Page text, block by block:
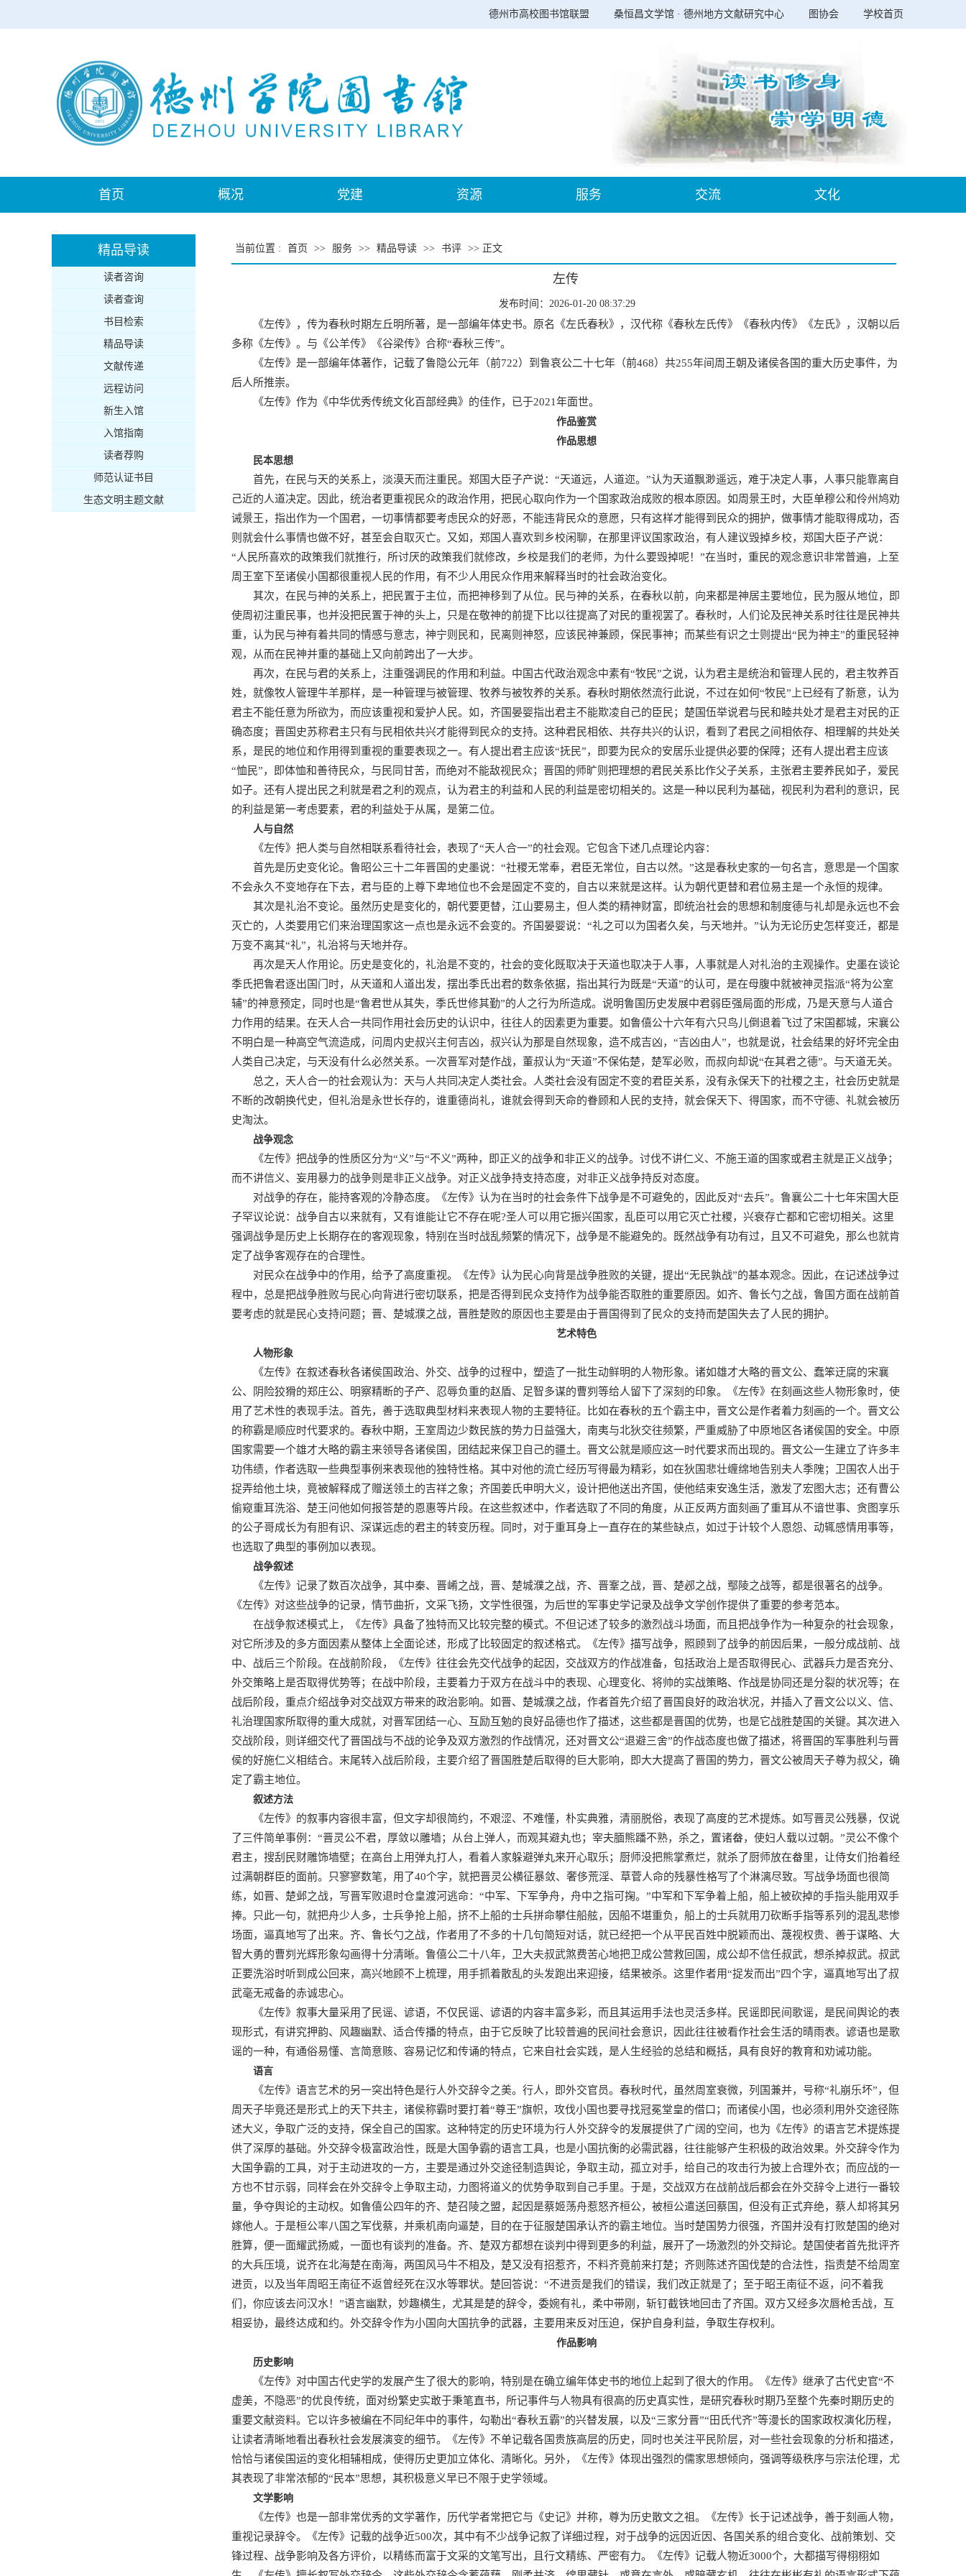
德州市高校图书馆联盟 桑恒昌文学馆 · 德州地方文献研究中心 图协会 学校首页
首页 概况 党建 资源 服务 交流 文化
精品导读
读者咨询
读者查询
书目检索
精品导读
文献传递
远程访问
新生入馆
入馆指南
读者荐购
师范认证书目
生态文明主题文献
当前位置 : 首页 >> 服务 >> 精品导读 >> 书评 >> 正文
左传
发布时间：2026-01-20 08:37:29
《左传》，传为春秋时期左丘明所著，是一部编年体史书。原名《左氏春秋》，汉代称《春秋左氏传》《春秋内传》《左氏》，汉朝以后
多称《左传》。与《公羊传》《谷梁传》合称“春秋三传”。
《左传》是一部编年体著作，记载了鲁隐公元年（前722）到鲁哀公二十七年（前468）共255年间周王朝及诸侯各国的重大历史事件，为
后人所推崇。
《左传》作为《中华优秀传统文化百部经典》的佳作，已于2021年面世。
作品鉴赏
作品思想
民本思想
首先，在民与天的关系上，淡漠天而注重民。郑国大臣子产说：“天道远，人道迩。”认为天道飘渺遥远，难于决定人事，人事只能靠离自
己近的人道决定。因此，统治者更重视民众的政治作用，把民心取向作为一个国家政治成败的根本原因。如周景王时，大臣单穆公和伶州鸠劝
诫景王，指出作为一个国君，一切事情都要考虑民众的好恶，不能违背民众的意愿，只有这样才能得到民众的拥护，做事情才能取得成功，否
则就会什么事情也做不好，甚至会自取灭亡。又如，郑国人喜欢到乡校闲聊，在那里评议国家政治，有人建议毁掉乡校，郑国大臣子产说：
“人民所喜欢的政策我们就推行，所讨厌的政策我们就修改，乡校是我们的老师，为什么要毁掉呢！”在当时，重民的观念意识非常普遍，上至
周王室下至诸侯小国都很重视人民的作用，有不少人用民众作用来解释当时的社会政治变化。
其次，在民与神的关系上，把民置于主位，而把神移到了从位。民与神的关系，在春秋以前，向来都是神居主要地位，民为服从地位，即
使周初注重民事，也并没把民置于神的头上，只是在敬神的前提下比以往提高了对民的重视罢了。春秋时，人们论及民神关系时往往是民神共
重，认为民与神有着共同的情感与意志，神宁则民和，民离则神怒，应该民神兼顾，保民事神；而某些有识之士则提出“民为神主”的重民轻神
观，从而在民神并重的基础上又向前跨出了一大步。
再次，在民与君的关系上，注重强调民的作用和利益。中国古代政治观念中素有“牧民”之说，认为君主是统治和管理人民的，君主牧养百
姓，就像牧人管理牛羊那样，是一种管理与被管理、牧养与被牧养的关系。春秋时期依然流行此说，不过在如何“牧民”上已经有了新意，认为
君主不能任意为所欲为，而应该重视和爱护人民。如，齐国晏婴指出君主不能欺凌自己的臣民；楚国伍举说君与民和睦共处才是君主对民的正
确态度；晋国史苏称君主只有与民相依共兴才能得到民众的支持。这种君民相依、共存共兴的认识，看到了君民之间相依存、相理解的共处关
系，是民的地位和作用得到重视的重要表现之一。有人提出君主应该“抚民”，即要为民众的安居乐业提供必要的保障；还有人提出君主应该
“恤民”，即体恤和善待民众，与民同甘苦，而绝对不能敌视民众；晋国的师旷则把理想的君民关系比作父子关系，主张君主要养民如子，爱民
如子。还有人提出民之利就是君之利的观点，认为君主的利益和人民的利益是密切相关的。这是一种以民利为基础，视民利为君利的意识，民
的利益是第一考虑要素，君的利益处于从属，是第二位。
人与自然
《左传》把人类与自然相联系看待社会，表现了“天人合一”的社会观。它包含下述几点理论内容：
首先是历史变化论。鲁昭公三十二年晋国的史墨说：“社稷无常奉，君臣无常位，自古以然。”这是春秋史家的一句名言，意思是一个国家
不会永久不变地存在下去，君与臣的上尊下卑地位也不会是固定不变的，自古以来就是这样。认为朝代更替和君位易主是一个永恒的规律。
其次是礼治不变论。虽然历史是变化的，朝代要更替，江山要易主，但人类的精神财富，即统治社会的思想和制度德与礼却是永远也不会
灭亡的，人类要用它们来治理国家这一点也是永远不会变的。齐国晏婴说：“礼之可以为国者久矣，与天地并。”认为无论历史怎样变迁，都是
万变不离其“礼”，礼治将与天地并存。
再次是天人作用论。历史是变化的，礼治是不变的，社会的变化既取决于天道也取决于人事，人事就是人对礼治的主观操作。史墨在谈论
季氏把鲁君逐出国门时，从天道和人道出发，摆出季氏出君的数条依据，指出其行为既是“天道”的认可，是在母腹中就被神灵指派“将为公室
辅”的神意预定，同时也是“鲁君世从其失，季氏世修其勤”的人之行为所造成。说明鲁国历史发展中君弱臣强局面的形成，乃是天意与人道合
力作用的结果。在天人合一共同作用社会历史的认识中，往往人的因素更为重要。如鲁僖公十六年有六只鸟儿倒退着飞过了宋国都城，宋襄公
不明白是一种高空气流造成，问周内史叔兴主何吉凶，叔兴认为那是自然现象，造不成吉凶，“吉凶由人”，也就是说，社会结果的好坏完全由
人类自己决定，与天没有什么必然关系。一次晋军对楚作战，董叔认为“天道”不保佑楚，楚军必败，而叔向却说“在其君之德”。与天道无关。
总之，天人合一的社会观认为：天与人共同决定人类社会。人类社会没有固定不变的君臣关系，没有永保天下的社稷之主，社会历史就是
不断的改朝换代史，但礼治是永世长存的，谁重德尚礼，谁就会得到天命的眷顾和人民的支持，就会保天下、得国家，而不守德、礼就会被历
史淘汰。
战争观念
《左传》把战争的性质区分为“义”与“不义”两种，即正义的战争和非正义的战争。讨伐不讲仁义、不施王道的国家或君主就是正义战争；
而不讲信义、妄用暴力的战争则是非正义战争。对正义战争持支持态度，对非正义战争持反对态度。
对战争的存在，能持客观的冷静态度。《左传》认为在当时的社会条件下战争是不可避免的，因此反对“去兵”。鲁襄公二十七年宋国大臣
子罕议论说：战争自古以来就有，又有谁能让它不存在呢?圣人可以用它振兴国家，乱臣可以用它灭亡社稷，兴衰存亡都和它密切相关。这里
强调战争是历史上长期存在的客观现象，特别在当时战乱频繁的情况下，战争是不能避免的。既然战争有功有过，且又不可避免，那么也就肯
定了战争客观存在的合理性。
对民众在战争中的作用，给予了高度重视。《左传》认为民心向背是战争胜败的关键，提出“无民孰战”的基本观念。因此，在记述战争过
程中，总是把战争胜败与民心向背进行密切联系，把是否得到民众支持作为战争能否取胜的重要原因。如齐、鲁长勺之战，鲁国方面在战前首
要考虑的就是民心支持问题；晋、楚城濮之战，晋胜楚败的原因也主要是由于晋国得到了民众的支持而楚国失去了人民的拥护。
艺术特色
人物形象
《左传》在叙述春秋各诸侯国政治、外交、战争的过程中，塑造了一批生动鲜明的人物形象。诸如雄才大略的晋文公、蠢笨迂腐的宋襄
公、阴险狡猾的郑庄公、明察精断的子产、忍辱负重的赵盾、足智多谋的曹刿等给人留下了深刻的印象。《左传》在刻画这些人物形象时，使
用了艺术性的表现手法。首先，善于选取典型材料来表现人物的主要特征。比如在春秋的五个霸主中，晋文公是作者着力刻画的一个。晋文公
的称霸是顺应时代要求的。春秋中期，王室周边少数民族的势力日益强大，南夷与北狄交往频繁，严重威胁了中原地区各诸侯国的安全。中原
国家需要一个雄才大略的霸主来领导各诸侯国，团结起来保卫自己的疆土。晋文公就是顺应这一时代要求而出现的。晋文公一生建立了许多丰
功伟绩，作者选取一些典型事例来表现他的独特性格。其中对他的流亡经历写得最为精彩，如在狄国悲壮缠绵地告别夫人季隗；卫国农人出于
捉弄给他土块，竟被解释成了赠送领土的吉祥之象；齐国姜氏申明大义，设计把他送出齐国，使他结束安逸生活，激发了宏图大志；还有曹公
偷窥重耳洗浴、楚王问他如何报答楚的恩惠等片段。在这些叙述中，作者选取了不同的角度，从正反两方面刻画了重耳从不谙世事、贪图享乐
的公子哥成长为有胆有识、深谋远虑的君主的转变历程。同时，对于重耳身上一直存在的某些缺点，如过于计较个人恩怨、动辄感情用事等，
也选取了典型的事例加以表现。
战争叙述
《左传》记录了数百次战争，其中秦、晋崤之战，晋、楚城濮之战，齐、晋鞌之战，晋、楚邲之战，鄢陵之战等，都是很著名的战争。
《左传》对这些战争的记录，情节曲折，文采飞扬，文学性很强，为后世的军事史学记录及战争文学创作提供了重要的参考范本。
在战争叙述模式上，《左传》具备了独特而又比较完整的模式。不但记述了较多的激烈战斗场面，而且把战争作为一种复杂的社会现象，
对它所涉及的多方面因素从整体上全面论述，形成了比较固定的叙述格式。《左传》描写战争，照顾到了战争的前因后果，一般分成战前、战
中、战后三个阶段。在战前阶段，《左传》往往会先交代战争的起因，交战双方的作战准备，包括政治上是否取得民心、武器兵力是否充分、
外交策略上是否取得优势等；在战中阶段，主要着力于双方在战斗中的表现、心理变化、将帅的实战策略、作战是协同还是分裂的状况等；在
战后阶段，重点介绍战争对交战双方带来的政治影响。如晋、楚城濮之战，作者首先介绍了晋国良好的政治状况，并插入了晋文公以义、信、
礼治理国家所取得的重大成就，对晋军团结一心、互励互勉的良好品德也作了描述，这些都是晋国的优势，也是它战胜楚国的关键。其次进入
交战阶段，则详细交代了晋国战与不战的论争及双方激烈的作战情况，还对晋文公“退避三舍”的作战态度也做了描述，将晋国的军事胜利与晋
侯的好施仁义相结合。末尾转入战后阶段，主要介绍了晋国胜楚后取得的巨大影响，即大大提高了晋国的势力，晋文公被周天子尊为叔父，确
定了霸主地位。
叙述方法
《左传》的叙事内容很丰富，但文字却很简约，不艰涩、不难懂，朴实典雅，清丽脱俗，表现了高度的艺术提炼。如写晋灵公残暴，仅说
了三件简单事例：“晋灵公不君，厚敛以雕墙；从台上弹人，而观其避丸也；宰夫腼熊蹯不熟，杀之，置诸畚，使妇人载以过朝。”灵公不像个
君主，搜刮民财雕饰墙壁；在高台上用弹丸打人，看着人家躲避弹丸来开心取乐；厨师没把熊掌煮烂，就杀了厨师放在畚里，让侍女们抬着经
过满朝群臣的面前。只寥寥数笔，用了40个字，就把晋灵公横征暴敛、奢侈荒淫、草菅人命的残暴性格写了个淋漓尽致。写战争场面也很简
练，如晋、楚邺之战，写晋军败退时仓皇渡河逃命：“中军、下军争舟，舟中之指可掬。”中军和下军争着上船，船上被砍掉的手指头能用双手
捧。只此一句，就把舟少人多，士兵争抢上船，挤不上船的士兵拼命攀住船舷，因船不堪重负，船上的士兵就用刀砍断手指等系列的混乱悲惨
场面，逼真地写了出来。齐、鲁长勺之战，作者用了不多的十几句简短对话，就已经把一个从平民百姓中脱颖而出、蔑视权贵、善于谋略、大
智大勇的曹刿光辉形象勾画得十分清晰。鲁僖公二十八年，卫大夫叔武煞费苦心地把卫成公营救回国，成公却不信任叔武，想杀掉叔武。叔武
正要洗浴时听到成公回来，高兴地顾不上梳理，用手抓着散乱的头发跑出来迎接，结果被杀。这里作者用“捉发而出”四个字，逼真地写出了叔
武毫无戒备的赤诚忠心。
《左传》叙事大量采用了民谣、谚语，不仅民谣、谚语的内容丰富多彩，而且其运用手法也灵活多样。民谣即民间歌谣，是民间舆论的表
现形式，有讲究押韵、风趣幽默、适合传播的特点，由于它反映了比较普遍的民间社会意识，因此往往被看作社会生活的晴雨表。谚语也是歌
谣的一种，有通俗易懂、言简意赅、容易记忆和传诵的特点，它来自社会实践，是人生经验的总结和概括，具有良好的教育和劝诫功能。
语言
《左传》语言艺术的另一突出特色是行人外交辞令之美。行人，即外交官员。春秋时代，虽然周室衰微，列国兼并，号称“礼崩乐坏”，但
周天子毕竟还是形式上的天下共主，诸侯称霸时要打着“尊王”旗帜，攻伐小国也要寻找冠冕堂皇的借口；而诸侯小国，也必须利用外交途径陈
述大义，争取广泛的支持，保全自己的国家。这种特定的历史环境为行人外交辞令的发展提供了广阔的空间，也为《左传》的语言艺术提炼提
供了深厚的基础。外交辞令极富政治性，既是大国争霸的语言工具，也是小国抗衡的必需武器，往往能够产生积极的政治效果。外交辞令作为
大国争霸的工具，对于主动进攻的一方，主要是通过外交途径制造舆论，争取主动，孤立对手，给自己的攻击行为披上合理外衣；而应战的一
方也不甘示弱，同样会在外交辞令上争取主动，力图将道义的优势争取到自己手里。于是，交战双方在战前战后都会在外交辞令上进行一番较
量，争夺舆论的主动权。如鲁僖公四年的齐、楚召陵之盟，起因是蔡姬荡舟惹怒齐桓公，被桓公遣送回蔡国，但没有正式弃绝，蔡人却将其另
嫁他人。于是桓公率八国之军伐蔡，并乘机南向逼楚，目的在于征服楚国承认齐的霸主地位。当时楚国势力很强，齐国并没有打败楚国的绝对
胜算，便一面耀武扬威，一面也有谈判的准备。齐、楚双方都想在谈判中得到更多的利益，展开了一场激烈的外交辩论。楚国使者首先批评齐
的大兵压境，说齐在北海楚在南海，两国风马牛不相及，楚又没有招惹齐，不料齐竟前来打楚；齐则陈述齐国伐楚的合法性，指责楚不给周室
进贡，以及当年周昭王南征不返曾经死在汉水等罪状。楚回答说：“不进贡是我们的错误，我们改正就是了；至于昭王南征不返，问不着我
们，你应该去问汉水！”语言幽默，妙趣横生，尤其是楚的辞令，委婉有礼，柔中带刚，斩钉截铁地回击了齐国。双方又经多次唇枪舌战，互
相妥协，最终达成和约。外交辞令作为小国向大国抗争的武器，主要用来反对压迫，保护自身利益，争取生存权利。
作品影响
历史影响
《左传》对中国古代史学的发展产生了很大的影响，特别是在确立编年体史书的地位上起到了很大的作用。《左传》继承了古代史官“不
虚美，不隐恶”的优良传统，面对纷繁史实敢于秉笔直书，所记事件与人物具有很高的历史真实性，是研究春秋时期乃至整个先秦时期历史的
重要文献资料。它以许多被编在不同纪年中的事件，勾勒出“春秋五霸”的兴替发展，以及“三家分晋”“田氏代齐”等漫长的国家政权演化历程，
让读者清晰地看出春秋社会发展演变的细节。《左传》不单记载各国贵族高层的历史，同时也关注平民阶层，对一些社会现象的分析和描述，
恰恰与诸侯国运的变化相辅相成，使得历史更加立体化、清晰化。另外，《左传》体现出强烈的儒家思想倾向，强调等级秩序与宗法伦理，尤
其表现了非常浓郁的“民本”思想，其积极意义早已不限于史学领域。
文学影响
《左传》也是一部非常优秀的文学著作，历代学者常把它与《史记》并称，尊为历史散文之祖。《左传》长于记述战争，善于刻画人物，
重视记录辞令。《左传》记载的战争近500次，其中有不少战争记叙了详细过程，对于战争的远因近因、各国关系的组合变化、战前策划、交
锋过程、战争影响及各方评价，以精练而富于文采的文笔写出，且行文精练、严密有力。《左传》记载人物近3000个，大都描写得栩栩如